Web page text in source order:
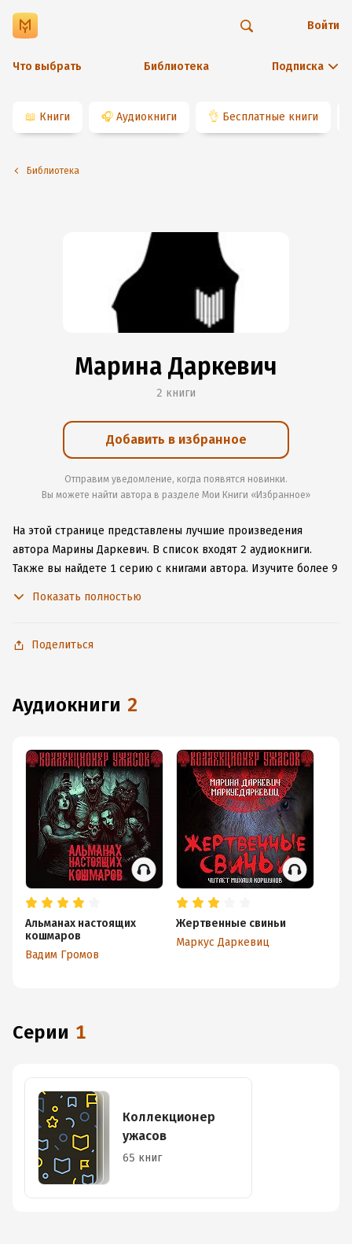
Что выбрать Библиотека Подписка
Войти
📖 Книги 🎧 Аудиокниги 👌 Бесплатные книги
Библиотека
Марина Даркевич
2 книги
Добавить в избранное
Отправим уведомление, когда появятся новинки.
Вы можете найти автора в разделе Мои Книги «Избранное»
На этой странице представлены лучшие произведения
автора Марины Даркевич. В список входят 2 аудиокниги.
Также вы найдете 1 серию с книгами автора. Изучите более 9
не расставаться с любимыми произведениями даже без
Показать полностью
Поделиться
аудиокниги 2
Альманах настоящих
кошмаров
Вадим Громов
Жертвенные свиньи
Маркус Даркевиц
Серии 1
Коллекционер
ужасов
65 книг